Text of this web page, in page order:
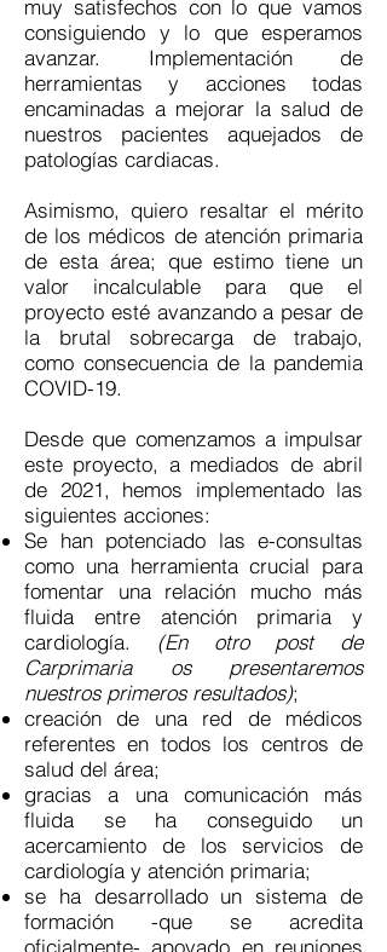
muy satisfechos con lo que vamos
consiguiendo y lo que esperamos
avanzar. Implementación de
herramientas y acciones todas
encaminadas a mejorar la salud de
nuestros pacientes aquejados de
patologías cardiacas.
Asimismo, quiero resaltar el mérito
de los médicos de atención primaria
de esta área; que estimo tiene un
valor incalculable para que el
proyecto esté avanzando a pesar de
la brutal sobrecarga de trabajo,
como consecuencia de la pandemia
COVID-19.
Desde que comenzamos a impulsar
este proyecto, a mediados de abril
de 2021, hemos implementado las
siguientes acciones:
Se han potenciado las e-consultas
como una herramienta crucial para
fomentar una relación mucho más
fluida entre atención primaria y
cardiología. (En otro post de
Carprimaria os presentaremos
nuestros primeros resultados);
creación de una red de médicos
referentes en todos los centros de
salud del área;
gracias a una comunicación más
fluida se ha conseguido un
acercamiento de los servicios de
cardiología y atención primaria;
se ha desarrollado un sistema de
formación -que se acredita
oficialmente- apoyado en reuniones